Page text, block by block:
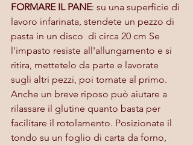
FORMARE IL PANE: su una superficie di
lavoro infarinata, stendete un pezzo di
pasta in un disco  di circa 20 cm Se
l'impasto resiste all'allungamento e si
ritira, mettetelo da parte e lavorate
sugli altri pezzi, poi tornate al primo.
Anche un breve riposo può aiutare a
rilassare il glutine quanto basta per
facilitare il rotolamento. Posizionate il
tondo su un foglio di carta da forno,